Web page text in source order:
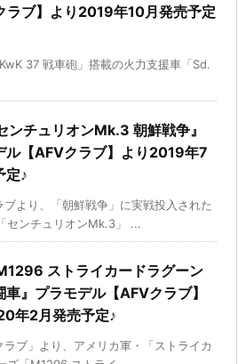
ラブ】より2019年10月発売予定
37 戦車砲」搭載の火力支援車「Sd.
ンチュリオンMk.3 朝鮮戦争』
ル【AFVクラブ】より2019年7
定♪
ブより、「朝鮮戦争」に実戦投入された
センチュリオンMk.3」 ...
ストライカードラグーン
車』プラモデル【AFVクラブ】
年2月発売予定♪
ラブ」より、アメリカ軍・「ストライカ